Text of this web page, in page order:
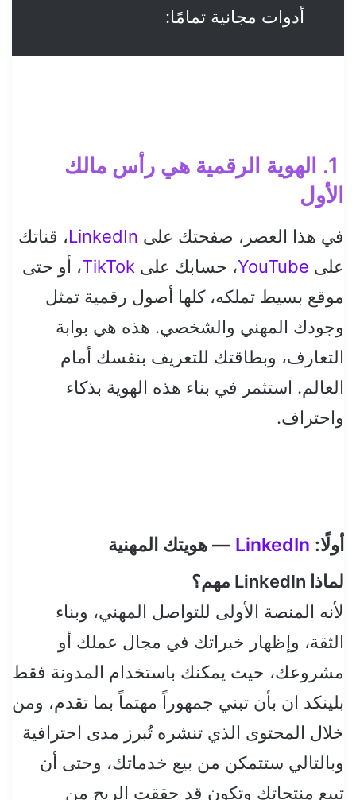
أدوات مجانية تمامًا:
1. الهوية الرقمية هي رأس مالك
الأول
في هذا العصر، صفحتك على LinkedIn، قناتك
على YouTube، حسابك على TikTok، أو حتى
موقع بسيط تملكه، كلها أصول رقمية تمثل
وجودك المهني والشخصي. هذه هي بوابة
التعارف، وبطاقتك للتعريف بنفسك أمام
العالم. استثمر في بناء هذه الهوية بذكاء
واحتراف.
أولًا: LinkedIn — هويتك المهنية
لماذا LinkedIn مهم؟
لأنه المنصة الأولى للتواصل المهني، وبناء
الثقة، وإظهار خبراتك في مجال عملك أو
مشروعك، حيث يمكنك باستخدام المدونة فقط
بلينكد ان بأن تبني جمهوراً مهتماً بما تقدم، ومن
خلال المحتوى الذي تنشره تُبرز مدى احترافية
وبالتالي ستتمكن من بيع خدماتك، وحتى أن
تبيع منتجاتك وتكون قد حققت الربح من